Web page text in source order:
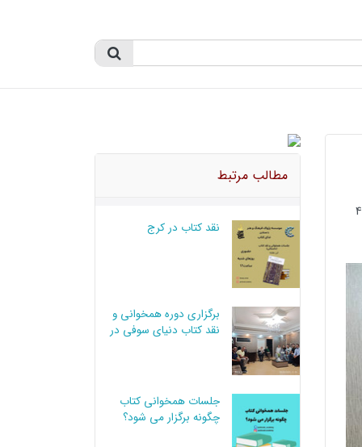
مطالب مرتبط
نقد کتاب در کرج
برگزاری دوره همخوانی و
نقد کتاب دنیای سوفی در
جلسات همخوانی کتاب
چگونه برگزار می شود؟